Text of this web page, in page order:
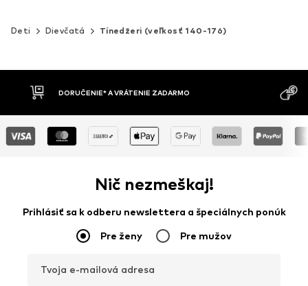
Deti Dievčatá Tínedžeri (veľkosť 140-176)
DOBIERKA
MOŽNOSŤ
Nič nezmeškaj!
Prihlásiť sa k odberu newslettera a špeciálnych ponúk
Pre ženy Pre mužov
Tvoja e-mailová adresa